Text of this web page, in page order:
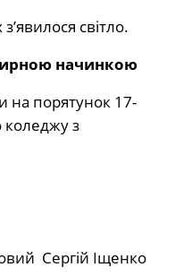
світло.
начинкою
на порятунок 17-
коледжу з
Сергій Іщенко